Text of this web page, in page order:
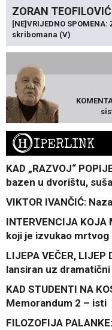
ZORAN TEOFILOVIĆ
[NE]VRIJEDNO
skribomana (V)
HIPERLINK
KAD „RAZVOJ“
bazen u dvorištu,
VIKTOR IVANČIĆ:
INTERVENCIJA
koji je izvukao
LIJEPA VEČER,
lansiran uz
KAD STUDENTI NA
Memorandum 2 – isti
FILOZOFIJA